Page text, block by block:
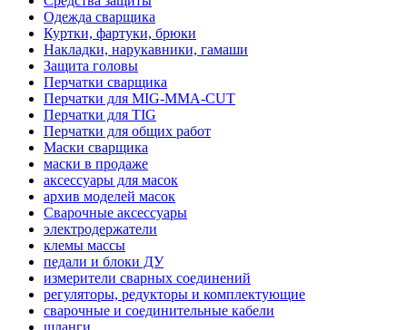
Одежда сварщика
Куртки, фартуки, брюки
Накладки, нарукавники, гамаши
Защита головы
Перчатки сварщика
Перчатки для MIG-MMA-CUT
Перчатки для TIG
Перчатки для общих работ
Маски сварщика
маски в продаже
аксессуары для масок
архив моделей масок
Сварочные аксессуары
электродержатели
клемы массы
педали и блоки ДУ
измерители сварных соединений
регуляторы, редукторы и комплектующие
сварочные и соединительные кабели
шланги